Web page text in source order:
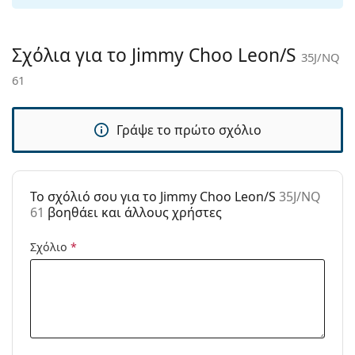
Άλλα
Τύπος:
Jimmy Choo
Χρήση:
Μόδα
Προϊόντος /
35J/NQ 61
Σχόλια για το Jimmy Choo Leon/S 35J/NQ
61
Γράψε το πρώτο σχόλιο
To σχόλιό σου για το Jimmy Choo Leon/S 35J/NQ
61 βοηθάει και άλλους χρήστες
Σχόλιο *